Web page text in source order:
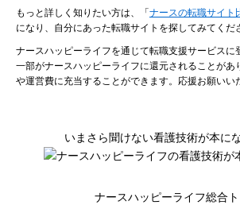
もっと詳しく知りたい方は、「 ナースの転職サイト
になり、自分にあった転職サイトを探してみてくだ
ナースハッピーライフを通じて転職支援サービスに
一部がナースハッピーライフに還元されることがあ
や運営費に充当することができます。応援お願いい
いまさら聞けない看護技術が本に
ナースハッピーライフ総合